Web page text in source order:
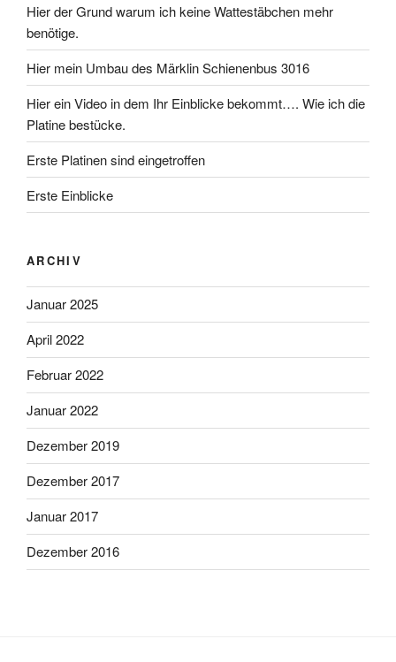
Hier der Grund warum ich keine Wattestäbchen mehr
benötige.
Hier mein Umbau des Märklin Schienenbus 3016
Hier ein Video in dem Ihr Einblicke bekommt…. Wie ich die
Platine bestücke.
Erste Platinen sind eingetroffen
Erste Einblicke
ARCHIV
Januar 2025
April 2022
Februar 2022
Januar 2022
Dezember 2019
Dezember 2017
Januar 2017
Dezember 2016